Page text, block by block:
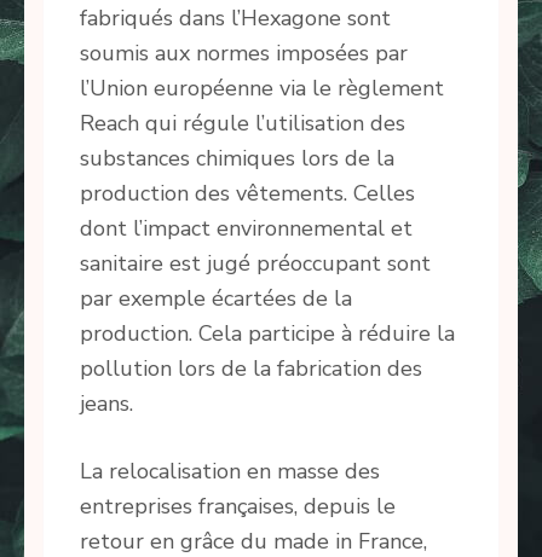
fabriqués dans l’Hexagone sont
soumis aux normes imposées par
l’Union européenne via le règlement
Reach qui régule l’utilisation des
substances chimiques lors de la
production des vêtements. Celles
dont l’impact environnemental et
sanitaire est jugé préoccupant sont
par exemple écartées de la
production. Cela participe à réduire la
pollution lors de la fabrication des
jeans.
La relocalisation en masse des
entreprises françaises, depuis le
retour en grâce du made in France,